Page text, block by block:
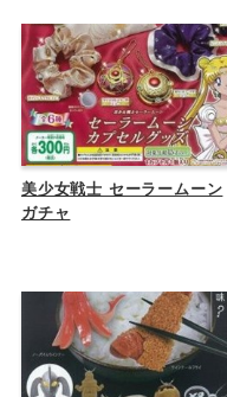
美少女戦士 セーラームーン
ガチャ